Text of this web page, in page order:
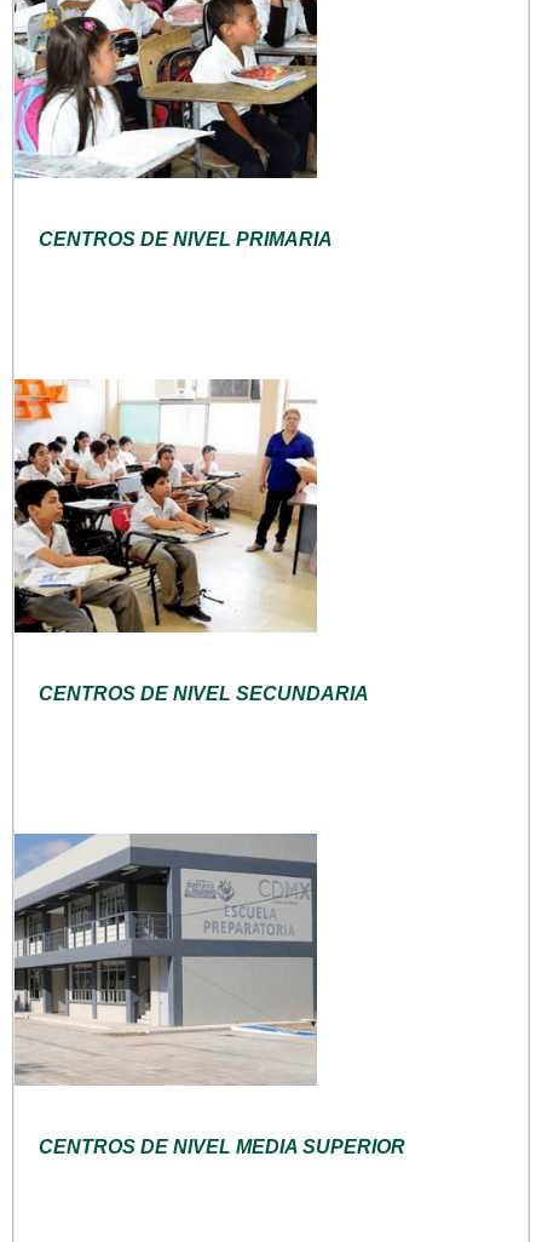
CENTROS DE NIVEL PRIMARIA
CENTROS DE NIVEL SECUNDARIA
CENTROS DE NIVEL MEDIA SUPERIOR